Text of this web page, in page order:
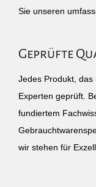
Sie unseren
Geprüfte
Jedes Produkt,
Experten geprüft.
fundiertem
wir stehen für